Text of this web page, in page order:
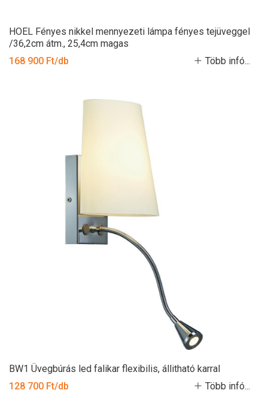
HOEL Fényes nikkel mennyezeti lámpa fényes tejüveggel
/36,2cm átm., 25,4cm magas
168 900 Ft/db
Több infó...
BW1 Üvegbúrás led falikar flexibilis, állitható karral
128 700 Ft/db
Több infó...